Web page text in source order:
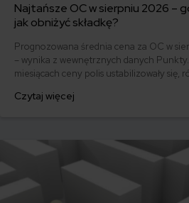
Najtańsze OC w sierpniu 2026 –
jak obniżyć składkę?
Prognozowana średnia cena za OC w
– wynika z wewnętrznych danych
miesiącach ceny polis ustabilizowały się,
500 zł, inni – powyżej 1500 zł. Gdzie
Czytaj więcej